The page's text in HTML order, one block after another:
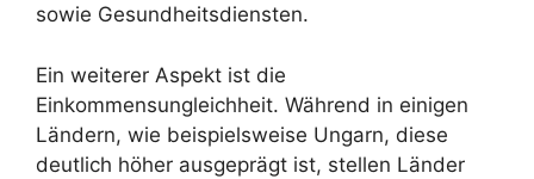
sowie Gesundheitsdiensten.
Ein weiterer Aspekt ist die
Einkommensungleichheit. Während in einigen
Ländern, wie beispielsweise Ungarn, diese
deutlich höher ausgeprägt ist, stellen Länder